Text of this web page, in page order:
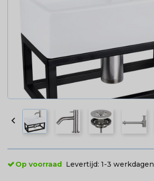

Op voorraad Levertijd: 1-3 werkdagen